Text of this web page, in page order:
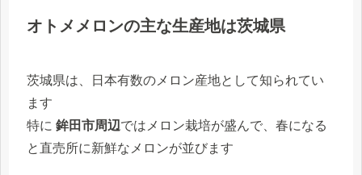
オトメメロンの主な生産地は茨城県
茨城県は、日本有数のメロン産地として知られてい
ます
特に 鉾田市周辺ではメロン栽培が盛んで、春になる
と直売所に新鮮なメロンが並びます